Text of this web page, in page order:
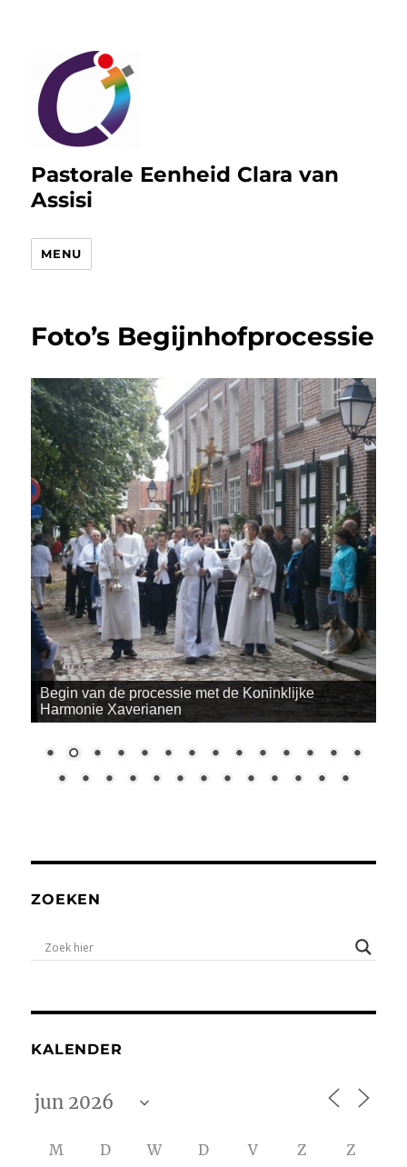
Pastorale Eenheid Clara van
Assisi
MENU
Foto’s Begijnhofprocessie
Begin van de processie met de Koninklijke
Harmonie Xaverianen
ZOEKEN
KALENDER
M D W D V Z Z